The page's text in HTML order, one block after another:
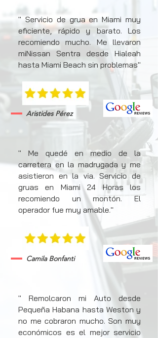
" Servicio de grua en Miami muy
eficiente, rápido y barato. Los
recomiendo mucho. Me llevaron
miNissan Sentra desde Hialeah
hasta Miami Beach sin problemas"
Aristides Pérez
" Me quedé en medio de la
carretera en la madrugada y me
asistieron en la via. Servicio de
gruas en Miami 24 Horas los
recomiendo un montón. El
operador fue muy amable."
Camila Bonfanti
" Remolcaron mi Auto desde
Pequeña Habana hasta Weston y
no me cobraron mucho. Son muy
económicos es el mejor servicio